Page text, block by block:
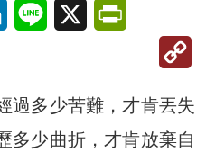
LinkedInLine X
過多少苦難，才肯丟失
多少曲折，才肯放棄自